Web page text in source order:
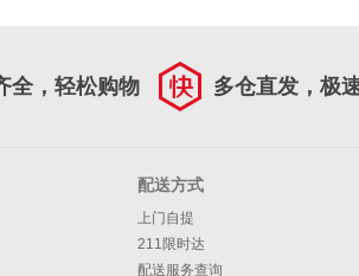
全，轻松购物 多仓直发，极
配送方式
上门自提
211限时达
配送服务查询